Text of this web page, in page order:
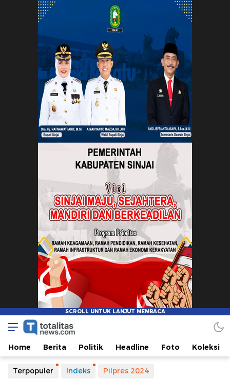
Totalitasnews.com
Berpikir Jernih, Bertindak Totalitas
Home Berita Politik Headline Foto Koleksi
Terpopuler Indeks Pilpres 2024